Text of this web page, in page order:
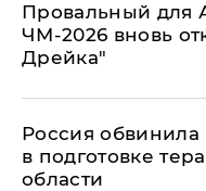
Провальный для
ЧМ-2026 вновь
Дрейка"
Россия
в подготовке
области